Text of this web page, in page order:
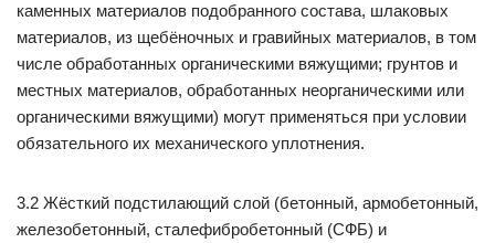
каменных материалов подобранного состава, шлаковых
материалов, из щебёночных и гравийных материалов, в том
числе обработанных органическими вяжущими; грунтов и
местных материалов, обработанных неорганическими или
органическими вяжущими) могут применяться при условии
обязательного их механического уплотнения.
3.2 Жёсткий подстилающий слой (бетонный, армобетонный,
железобетонный, сталефибробетонный (СФБ) и